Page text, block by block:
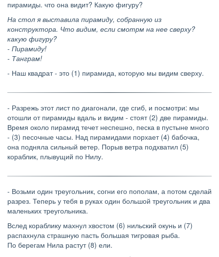
пирамиды. что она видит? Какую фигуру?
На стол я выставила пирамиду, собранную из
конструктора. Что видим, если смотрм на нее сверху?
какую фигуру?
- Пирамиду!
- Танграм!
- Наш квадрат - это (1) пирамида, которую мы видим сверху.
- Разрежь этот лист по диагонали, где сгиб, и посмотри: мы
отошли от пирамиды вдаль и видим - стоят (2) две пирамиды.
Время около пирамид течет неспешно, песка в пустыне много
- (3) песочные часы. Над пирамидами порхает (4) бабочка,
она подняла сильный ветер. Порыв ветра подхватил (5)
кораблик, плывущий по Нилу.
- Возьми один треугольник, согни его пополам, а потом сделай
разрез. Теперь у тебя в руках один большой треугольник и два
маленьких треугольника.
Вслед кораблику махнул хвостом (6) нильский окунь и (7)
распахнула страшную пасть большая тигровая рыба.
По берегам Нила растут (8) ели.